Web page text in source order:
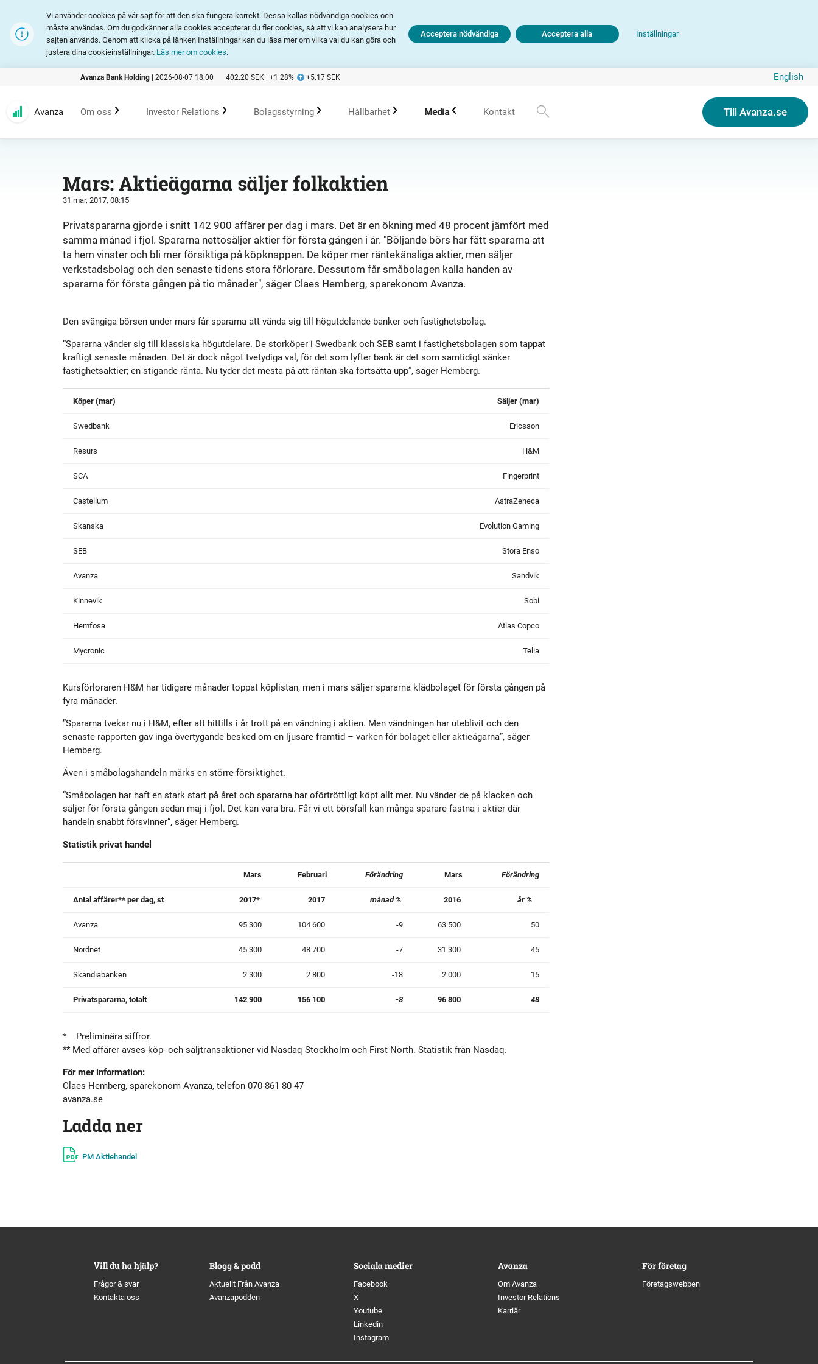
Vi använder cookies på vår sajt för att den ska fungera korrekt. Dessa kallas nödvändiga cookies och
måste användas. Om du godkänner alla cookies accepterar du fler cookies, så att vi kan analysera hur
sajten används. Genom att klicka på länken Inställningar kan du läsa mer om vilka val du kan göra och
justera dina cookieinställningar. Läs mer om cookies.
Inställningar
Acceptera nödvändiga Acceptera alla
Avanza Bank Holding | 2026-08-07 18:00 402.20 SEK | +1.28% +5.17 SEK English
Avanza Om oss
Erbjudande
Marknadsföring
Historik
Utmärkelser
Kultur
Avanza Fonder
Investor Relations
Finansiell statistik
Aktien
Primärkapitalinstrument
Kalender
Bolagsstyrning
Bolagsstämma
Styrelse
Koncernledning
Valberedning
Hållbarhet
Hållbarhetsarbete vid portföljförvaltning
Media
Talespersoner
Sociala medier
Kontakt Till Avanza.se
Mars: Aktieägarna säljer folkaktien
31 mar, 2017, 08:15
Privatspararna gjorde i snitt 142 900 affärer per dag i mars. Det är en ökning med 48 procent jämfört med
samma månad i fjol. Spararna nettosäljer aktier för första gången i år. "Böljande börs har fått spararna att
ta hem vinster och bli mer försiktiga på köpknappen. De köper mer räntekänsliga aktier, men säljer
verkstadsbolag och den senaste tidens stora förlorare. Dessutom får småbolagen kalla handen av
spararna för första gången på tio månader", säger Claes Hemberg, sparekonom Avanza.
Den svängiga börsen under mars får spararna att vända sig till högutdelande banker och fastighetsbolag.
”Spararna vänder sig till klassiska högutdelare. De storköper i Swedbank och SEB samt i fastighetsbolagen som tappat
kraftigt senaste månaden. Det är dock något tvetydiga val, för det som lyfter bank är det som samtidigt sänker
fastighetsaktier; en stigande ränta. Nu tyder det mesta på att räntan ska fortsätta upp”, säger Hemberg.
Köper (mar) Säljer (mar)
Swedbank Ericsson
Resurs H&M
SCA Fingerprint
Castellum AstraZeneca
Skanska Evolution Gaming
SEB Stora Enso
Avanza Sandvik
Kinnevik Sobi
Hemfosa Atlas Copco
Mycronic Telia
Kursförloraren H&M har tidigare månader toppat köplistan, men i mars säljer spararna klädbolaget för första gången på
fyra månader.
”Spararna tvekar nu i H&M, efter att hittills i år trott på en vändning i aktien. Men vändningen har uteblivit och den
senaste rapporten gav inga övertygande besked om en ljusare framtid – varken för bolaget eller aktieägarna”, säger
Hemberg.
Även i småbolagshandeln märks en större försiktighet.
”Småbolagen har haft en stark start på året och spararna har oförtröttligt köpt allt mer. Nu vänder de på klacken och
säljer för första gången sedan maj i fjol. Det kan vara bra. Får vi ett börsfall kan många sparare fastna i aktier där
handeln snabbt försvinner”, säger Hemberg.
Statistik privat handel
Mars Februari Förändring Mars Förändring
Antal affärer** per dag, st 2017* 2017 månad % 2016 år %
Avanza 95 300 104 600 -9 63 500 50
Nordnet 45 300 48 700 -7 31 300 45
Skandiabanken 2 300 2 800 -18 2 000 15
Privatspararna, totalt 142 900 156 100 -8 96 800 48
* Preliminära siffror.
** Med affärer avses köp- och säljtransaktioner vid Nasdaq Stockholm och First North. Statistik från Nasdaq.
För mer information:
Claes Hemberg, sparekonom Avanza, telefon 070-861 80 47
avanza.se
Ladda ner
PM Aktiehandel
Vill du ha hjälp?
Frågor & svar
Kontakta oss
Blogg & podd
Aktuellt Från Avanza
Avanzapodden
Sociala medier
Facebook
X
Youtube
Linkedin
Instagram
Avanza
Om Avanza
Investor Relations
Karriär
För företag
Företagswebben